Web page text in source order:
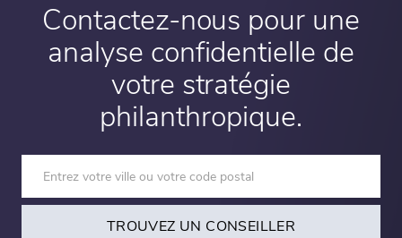
Contactez-nous pour une
analyse confidentielle de
votre stratégie
philanthropique.
TROUVEZ UN CONSEILLER